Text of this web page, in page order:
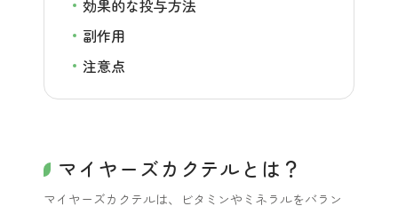
効果的な投与方法
副作用
注意点
マイヤーズカクテルとは？
マイヤーズカクテルは、ビタミンやミネラルをバラン